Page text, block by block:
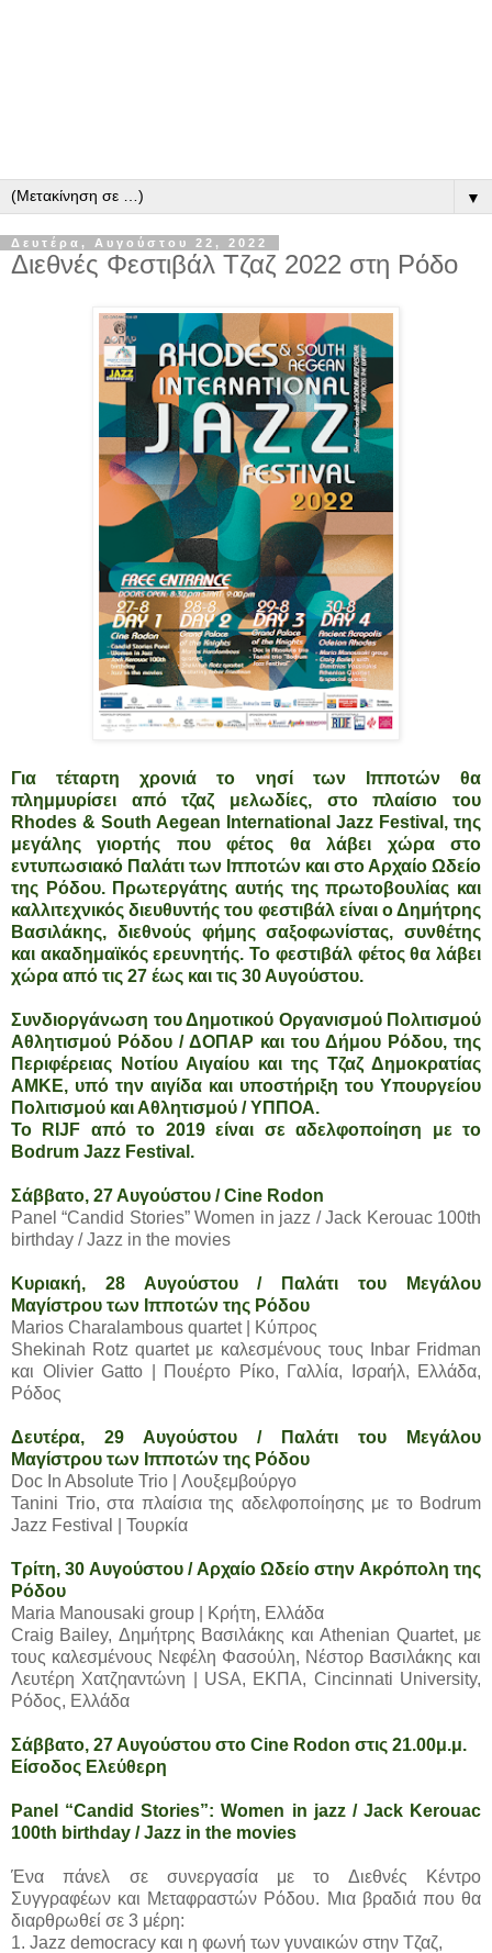
▼
Δευτέρα, Αυγούστου 22, 2022
Διεθνές Φεστιβάλ Τζαζ 2022 στη Ρόδο
Για τέταρτη χρονιά το νησί των Ιπποτών θα
πλημμυρίσει από τζαζ μελωδίες, στο πλαίσιο του
Rhodes & South Aegean International Jazz Festival, της
μεγάλης γιορτής που φέτος θα λάβει χώρα στο
εντυπωσιακό Παλάτι των Ιπποτών και στο Αρχαίο Ωδείο
της Ρόδου. Πρωτεργάτης αυτής της πρωτοβουλίας και
καλλιτεχνικός διευθυντής του φεστιβάλ είναι ο Δημήτρης
Βασιλάκης, διεθνούς φήμης σαξοφωνίστας, συνθέτης
και ακαδημαϊκός ερευνητής. Το φεστιβάλ φέτος θα λάβει
χώρα από τις 27 έως και τις 30 Αυγούστου.
Συνδιοργάνωση του Δημοτικού Οργανισμού Πολιτισμού
Αθλητισμού Ρόδου / ΔΟΠΑΡ και του Δήμου Ρόδου, της
Περιφέρειας Νοτίου Αιγαίου και της Τζαζ Δημοκρατίας
ΑΜΚΕ, υπό την αιγίδα και υποστήριξη του Υπουργείου
Πολιτισμού και Αθλητισμού / ΥΠΠΟΑ.
Το RIJF από το 2019 είναι σε αδελφοποίηση με το
Bodrum Jazz Festival.
Σάββατο, 27 Αυγούστου / Cine Rodon
Panel “Candid Stories” Women in jazz / Jack Kerouac 100th
birthday / Jazz in the movies
Κυριακή, 28 Αυγούστου / Παλάτι του Μεγάλου
Μαγίστρου των Ιπποτών της Ρόδου
Marios Charalambous quartet | Κύπρος
Shekinah Rotz quartet με καλεσμένους τους Inbar Fridman
και Olivier Gatto | Πουέρτο Ρίκο, Γαλλία, Ισραήλ, Ελλάδα,
Ρόδος
Δευτέρα, 29 Αυγούστου / Παλάτι του Μεγάλου
Μαγίστρου των Ιπποτών της Ρόδου
Doc In Absolute Trio | Λουξεμβούργο
Tanini Trio, στα πλαίσια της αδελφοποίησης με το Bodrum
Jazz Festival | Τουρκία
Τρίτη, 30 Αυγούστου / Αρχαίο Ωδείο στην Ακρόπολη της
Ρόδου
Maria Manousaki group | Κρήτη, Ελλάδα
Craig Bailey, Δημήτρης Βασιλάκης και Athenian Quartet, με
τους καλεσμένους Νεφέλη Φασούλη, Νέστορ Βασιλάκης και
Λευτέρη Χατζηαντώνη | USA, ΕΚΠΑ, Cincinnati University,
Ρόδος, Ελλάδα
Σάββατο, 27 Αυγούστου στο Cine Rodon στις 21.00μ.μ.
Είσοδος Ελεύθερη
Panel “Candid Stories”: Women in jazz / Jack Kerouac
100th birthday / Jazz in the movies
Ένα πάνελ σε συνεργασία με το Διεθνές Κέντρο
Συγγραφέων και Μεταφραστών Ρόδου. Μια βραδιά που θα
διαρθρωθεί σε 3 μέρη:
1. Jazz democracy και η φωνή των γυναικών στην Τζαζ,